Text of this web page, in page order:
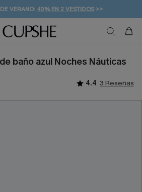
VERANO:-10% EN 2 VESTIDOS>>
& GANAR -10% EXTRA!
A PARTIR DE 49 € >>
baño azul Noches Náuticas
4.4 3 Reseñas